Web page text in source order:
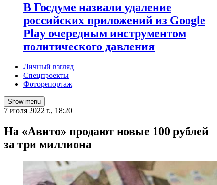
В Госдуме назвали удаление
российских приложений из Google
Play очередным инструментом
политического давления
Личный взгляд
Спецпроекты
Фоторепортаж
Show menu
7 июля 2022 г., 18:20
На «Авито» продают новые 100 рублей
за три миллиона